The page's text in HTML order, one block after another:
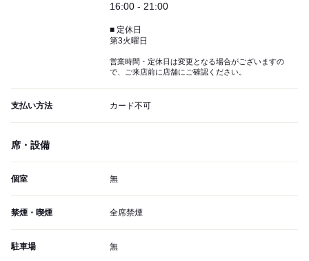
16:00 - 21:00
■ 定休日
第3火曜日
営業時間・定休日は変更となる場合がございますの
で、ご来店前に店舗にご確認ください。
支払い方法 カード不可
席・設備
個室 無
禁煙・喫煙 全席禁煙
駐車場 無